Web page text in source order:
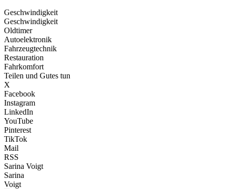
Geschwindigkeit
Geschwindigkeit
Oldtimer
Autoelektronik
Fahrzeugtechnik
Restauration
Fahrkomfort
Teilen und Gutes tun
X
Facebook
Instagram
LinkedIn
YouTube
Pinterest
TikTok
Mail
RSS
Sarina Voigt
Sarina
Voigt